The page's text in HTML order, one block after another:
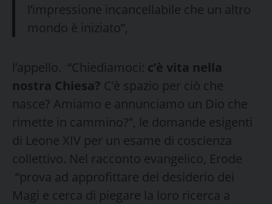
l’impressione incancellabile che un altro
mondo è iniziato”,
l’appello. “Chiediamoci: c’è vita nella
nostra Chiesa? C’è spazio per ciò che
nasce? Amiamo e annunciamo un Dio che
rimette in cammino?”, le domande esigenti
di Leone XIV per un esame di coscienza
collettivo. Nel racconto evangelico, Erode
“prova ad approfittare del desiderio dei
Magi e cerca di piegare la loro ricerca a